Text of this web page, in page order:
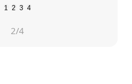
1 2 3 4
2/4